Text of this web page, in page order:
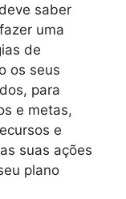
saber
uma
de
os seus
para
e metas,
e
suas ações
plano